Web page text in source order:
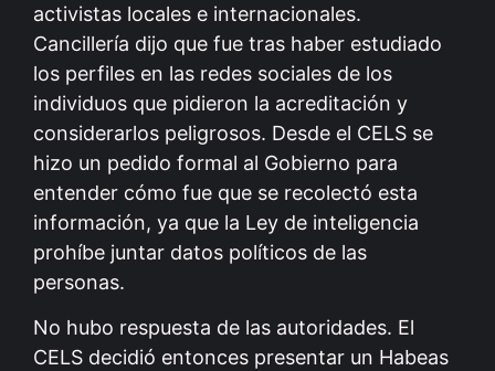
activistas locales e internacionales.
Cancillería dijo que fue tras haber estudiado
los perfiles en las redes sociales de los
individuos que pidieron la acreditación y
considerarlos peligrosos. Desde el CELS se
hizo un pedido formal al Gobierno para
entender cómo fue que se recolectó esta
información, ya que la Ley de inteligencia
prohíbe juntar datos políticos de las
personas.
No hubo respuesta de las autoridades. El
CELS decidió entonces presentar un Habeas